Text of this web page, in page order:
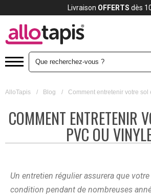
AlloTapis / Blog / Comment entretenir votre sol
COMMENT ENTRETENIR
PVC OU
Un entretien régulier assurera que votre
condition pendant de nombreuses
Payez jusqu'à12x